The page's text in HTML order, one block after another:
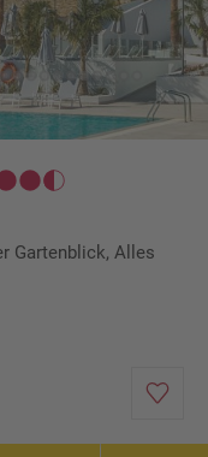
Gartenblick, Alles